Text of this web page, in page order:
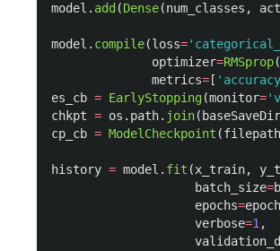
model . add (Dense(num_classes ,
model . compile(loss='
optimizer=RMSprop
metrics= [ ' accuracy
es_cb = EarlyStopping(monitor='
chkpt = os . path. join( baseSaveDir
cp_cb = ModelCheckpoint (filepath
history = model . fit (x_train,
batch_size=
epochs=
verbose=1 ,